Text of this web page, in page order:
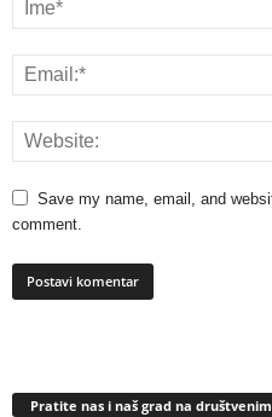
Save my name, email, and
comment.
Pratite nas i naš grad na